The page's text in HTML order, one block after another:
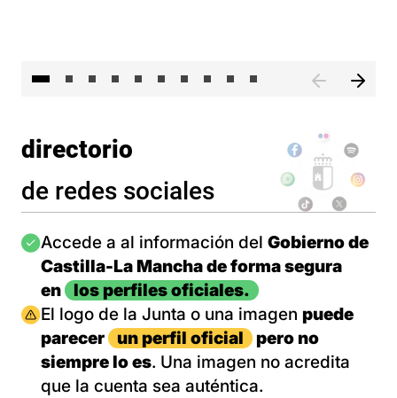
directorio
de redes sociales
Imagen
Accede a al información del Gobierno de
Castilla-La Mancha de forma segura
en
los perfiles oficiales.
Imagen
El logo de la Junta o una imagen puede
parecer
un perfil oficial
pero no
siempre lo es. Una imagen no acredita
que la cuenta sea auténtica.